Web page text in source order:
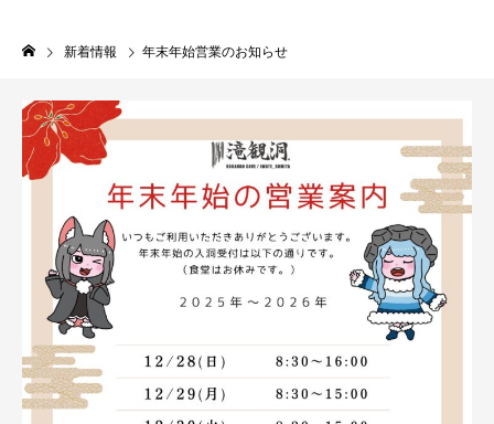
新着情報 年末年始営業のお知らせ